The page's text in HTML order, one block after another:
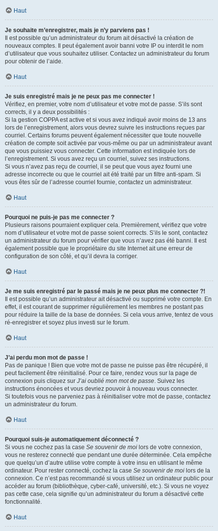
Haut
Je souhaite m’enregistrer, mais je n’y parviens pas !
Il est possible qu’un administrateur du forum ait désactivé la création de
nouveaux comptes. Il peut également avoir banni votre IP ou interdit le nom
d’utilisateur que vous souhaitez utiliser. Contactez un administrateur du forum
pour obtenir de l’aide.
Haut
Je suis enregistré mais je ne peux pas me connecter !
Vérifiez, en premier, votre nom d’utilisateur et votre mot de passe. S’ils sont
corrects, il y a deux possibilités :
Si la gestion COPPA est active et si vous avez indiqué avoir moins de 13 ans
lors de l’enregistrement, alors vous devrez suivre les instructions reçues par
courriel. Certains forums peuvent également nécessiter que toute nouvelle
création de compte soit activée par vous-même ou par un administrateur avant
que vous puissiez vous connecter. Cette information est indiquée lors de
l’enregistrement. Si vous avez reçu un courriel, suivez ses instructions.
Si vous n’avez pas reçu de courriel, il se peut que vous ayez fourni une
adresse incorrecte ou que le courriel ait été traité par un filtre anti-spam. Si
vous êtes sûr de l’adresse courriel fournie, contactez un administrateur.
Haut
Pourquoi ne puis-je pas me connecter ?
Plusieurs raisons pourraient expliquer cela. Premièrement, vérifiez que votre
nom d’utilisateur et votre mot de passe soient corrects. S’ils le sont, contactez
un administrateur du forum pour vérifier que vous n’avez pas été banni. Il est
également possible que le propriétaire du site Internet ait une erreur de
configuration de son côté, et qu’il devra la corriger.
Haut
Je me suis enregistré par le passé mais je ne peux plus me connecter ?!
Il est possible qu’un administrateur ait désactivé ou supprimé votre compte. En
effet, il est courant de supprimer régulièrement les membres ne postant pas
pour réduire la taille de la base de données. Si cela vous arrive, tentez de vous
ré-enregistrer et soyez plus investi sur le forum.
Haut
J’ai perdu mon mot de passe !
Pas de panique ! Bien que votre mot de passe ne puisse pas être récupéré, il
peut facilement être réinitialisé. Pour ce faire, rendez vous sur la page de
connexion puis cliquez sur J’ai oublié mon mot de passe. Suivez les
instructions énoncées et vous devriez pouvoir à nouveau vous connecter.
Si toutefois vous ne parveniez pas à réinitialiser votre mot de passe, contactez
un administrateur du forum.
Haut
Pourquoi suis-je automatiquement déconnecté ?
Si vous ne cochez pas la case Se souvenir de moi lors de votre connexion,
vous ne resterez connecté que pendant une durée déterminée. Cela empêche
que quelqu’un d’autre utilise votre compte à votre insu en utilisant le même
ordinateur. Pour rester connecté, cochez la case Se souvenir de moi lors de la
connexion. Ce n’est pas recommandé si vous utilisez un ordinateur public pour
accéder au forum (bibliothèque, cyber-café, université, etc.). Si vous ne voyez
pas cette case, cela signifie qu’un administrateur du forum a désactivé cette
fonctionnalité.
Haut